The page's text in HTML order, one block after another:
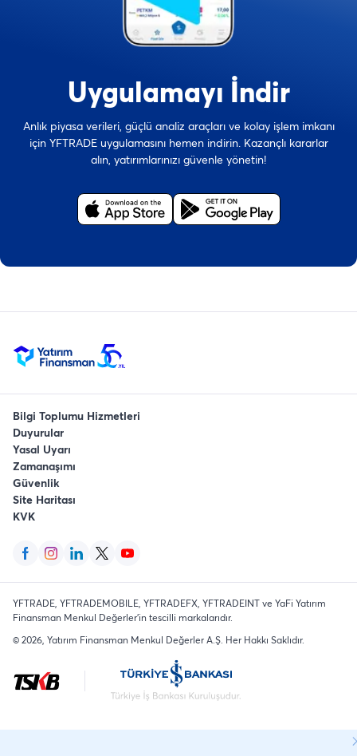
Uygulamayı İndir
Anlık piyasa verileri, güçlü analiz araçları ve kolay işlem imkanı
için YFTRADE uygulamasını hemen indirin. Kazançlı kararlar
alın, yatırımlarınızı güvenle yönetin!
Bilgi Toplumu Hizmetleri
Duyurular
Yasal Uyarı
Zamanaşımı
Güvenlik
Site Haritası
KVK
YFTRADE, YFTRADEMOBILE, YFTRADEFX, YFTRADEINT ve YaFi Yatırım
Finansman Menkul Değerler'in tescilli markalarıdır.
©2026 , Yatırım Finansman Menkul Değerler A.Ş. Her Hakkı Saklıdır.